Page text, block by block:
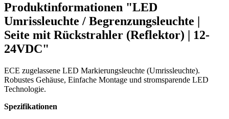
Produktinformationen "LED
Umrissleuchte / Begrenzungsleuchte |
Seite mit Rückstrahler (Reflektor) | 12-
24VDC"
ECE zugelassene LED Markierungsleuchte (Umrissleuchte).
Robustes Gehäuse, Einfache Montage und stromsparende LED
Technologie.
Spezifikationen